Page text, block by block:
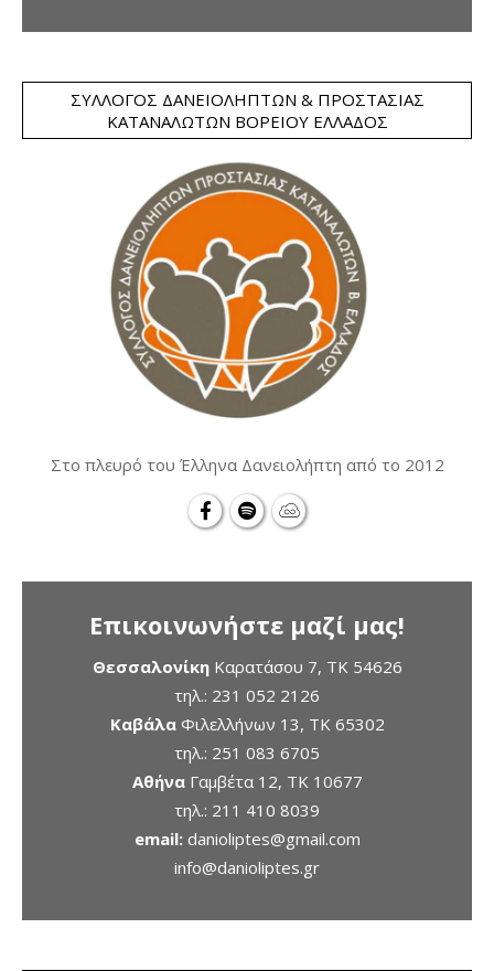
ΣΎΛΛΟΓΟΣ ΔΑΝΕΙΟΛΗΠΤΏΝ & ΠΡΟΣΤΑΣΊΑΣ
ΚΑΤΑΝΑΛΩΤΏΝ ΒΟΡΕΊΟΥ ΕΛΛΆΔΟΣ
Στο πλευρό του Έλληνα Δανειολήπτη από το 2012
Επικοινωνήστε μαζί μας!
ΘεσσαλονίκηΚαρατάσου 7, TK 54626
τηλ.: 231 052 2126
ΚαβάλαΦιλελλήνων 13, ΤΚ 65302
τηλ.: 251 083 6705
ΑθήναΓαμβέτα 12, ΤΚ 10677
τηλ.: 211 410 8039
email: danioliptes@gmail.com
info@danioliptes.gr